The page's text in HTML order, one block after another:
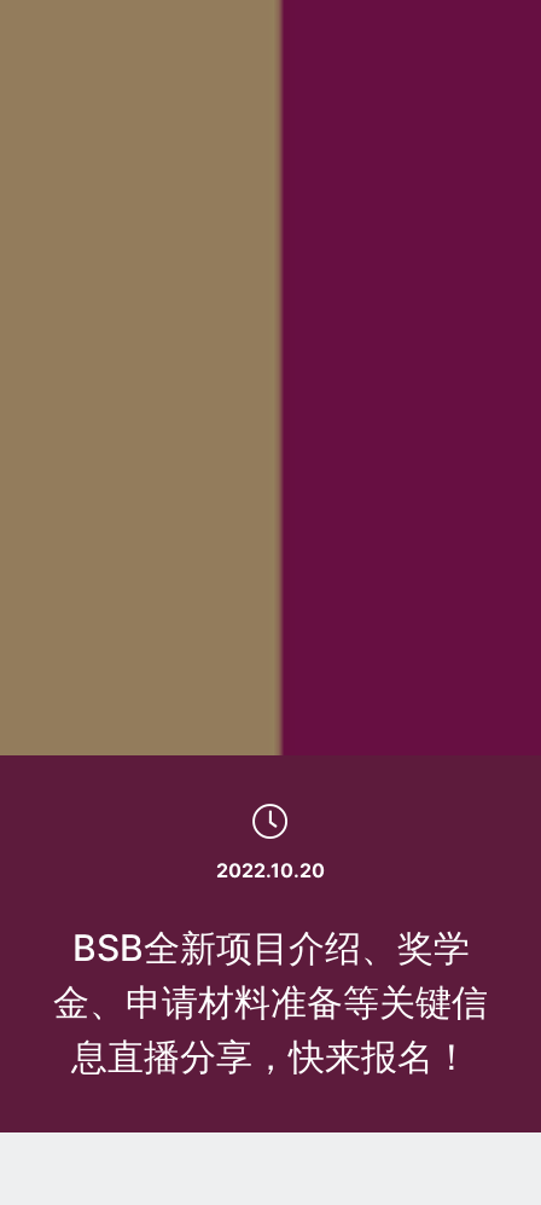
2022.10.20
BSB全新项目介绍、奖学
金、申请材料准备等关键信
息直播分享，快来报名！